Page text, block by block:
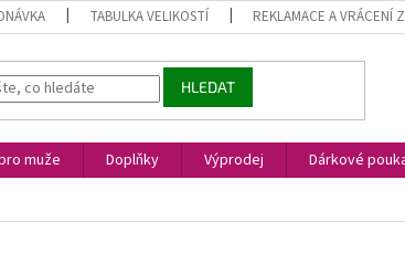
TABULKA VELIKOSTÍ REKLAMACE A VRÁCENÍ
HLEDAT
muže Doplňky Výprodej Dárkové